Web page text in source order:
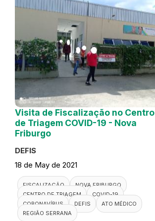
Visita de Fiscalização no Centro
de Triagem COVID-19 - Nova
Friburgo
DEFIS
18 de May de 2021
FISCALIZAÇÃO
NOVA FRIBURGO
CENTRO DE TRIAGEM
COVID-19
CORONAVÍRUS
DEFIS
ATO MÉDICO
REGIÃO SERRANA